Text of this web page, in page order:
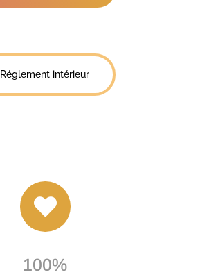
Réglement intérieur

100%